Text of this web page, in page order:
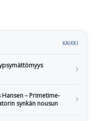
KAIKKI
– Primetime-
synkän nousun